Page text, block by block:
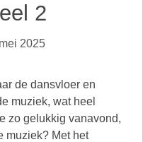
2
2025
de dansvloer en
muziek, wat heel
zo gelukkig vanavond,
muziek? Met het